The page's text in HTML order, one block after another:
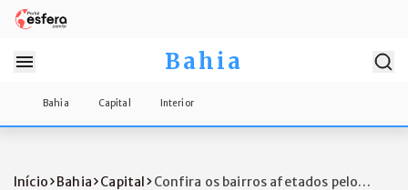
Bahia
Bahia Capital Interior
Início Bahia Capital
Confira os bairros afetados pelo